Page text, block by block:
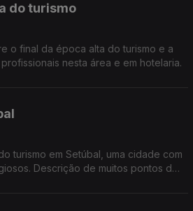
do turismo
o final da época alta do turismo e a
nesta área e em hotelaria.
turismo em Setúbal, uma cidade com
Descrição de muitos pontos de